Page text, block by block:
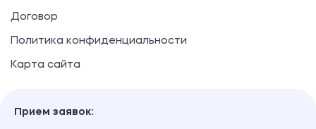
Договор
Политика конфиденциальности
Карта сайта
Прием заявок: